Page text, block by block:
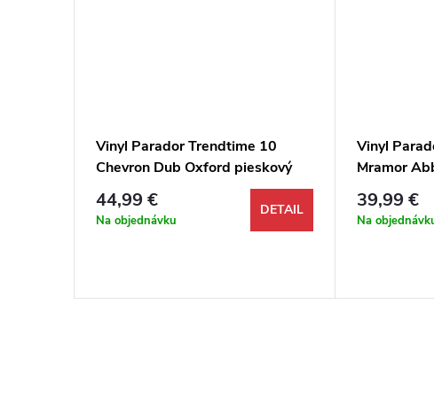
Vinyl Parador Trendtime 10
Chevron Dub Oxford pieskový
M4V
44,99 €
Na objednávku
DETAIL
Vinyl
Mramor
39,99 €
Na